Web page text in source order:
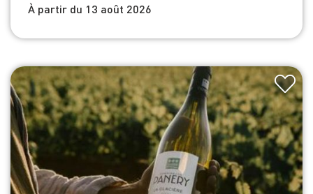
À partir du 13 août 2026